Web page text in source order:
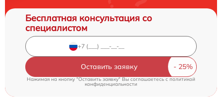
Бесплатная консультация со
специалистом
Оставить заявку
Нажимая на кнопку "Оставить заявку" Вы соглашаетесь cполитикой
конфиденциальности